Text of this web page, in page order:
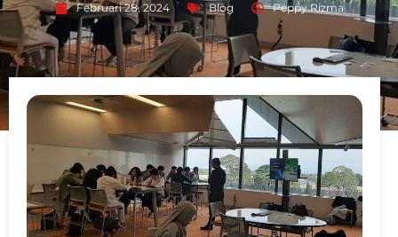
Februari 28, 2024 Blog Peppy Rizma